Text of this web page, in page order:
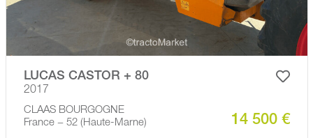
LUCAS CASTOR + 80
2017
CLAAS BOURGOGNE
France − 52 (Haute-Marne)
14 500 €